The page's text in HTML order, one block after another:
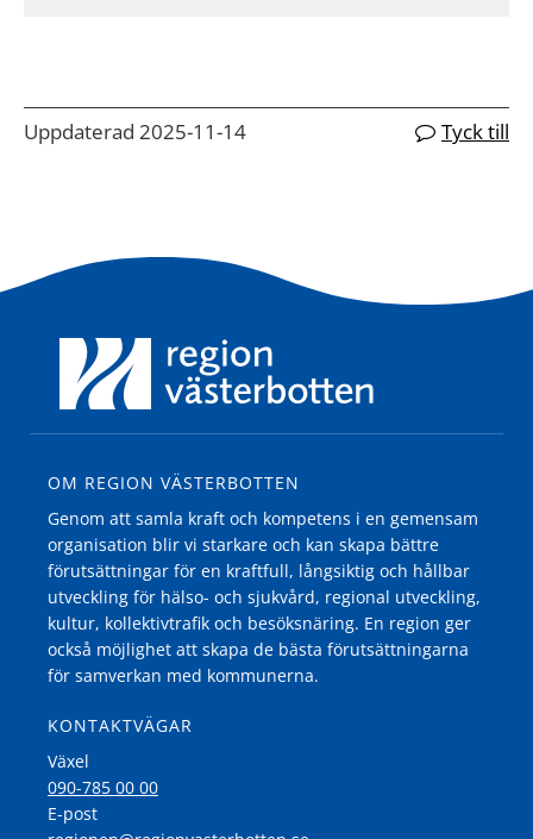
Uppdaterad 2025-11-14 Tyck till
OM REGION VÄSTERBOTTEN
Genom att samla kraft och kompetens i en gemensam
organisation blir vi starkare och kan skapa bättre
förutsättningar för en kraftfull, långsiktig och hållbar
utveckling för hälso- och sjukvård, regional utveckling,
kultur, kollektivtrafik och besöksnäring. En region ger
också möjlighet att skapa de bästa förutsättningarna
för samverkan med kommunerna.
KONTAKTVÄGAR
Växel
090-785 00 00
E-post